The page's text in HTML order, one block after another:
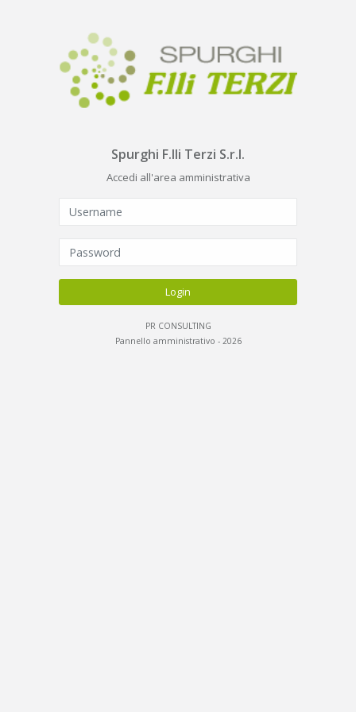
Spurghi F.lli Terzi S.r.l.
Accedi all'area amministrativa
Login
PR CONSULTING
Pannello amministrativo - 2026